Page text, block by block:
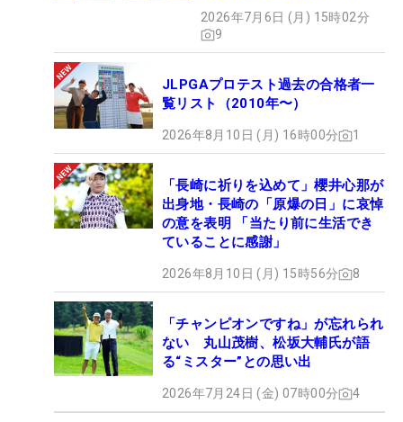
2026年7月6日 (月) 15時02分
9
JLPGAプロテスト過去の合格者一
覧リスト（2010年〜）
2026年8月10日 (月) 16時00分 1
「長崎に祈りを込めて」櫻井心那が
出身地・長崎の「原爆の日」に哀悼
の意を表明 「当たり前に生活でき
ていることに感謝」
2026年8月10日 (月) 15時56分 8
「チャンピオンですね」が忘れられ
ない 丸山茂樹、松坂大輔氏が語
る“ミスター”との思い出
2026年7月24日 (金) 07時00分 4